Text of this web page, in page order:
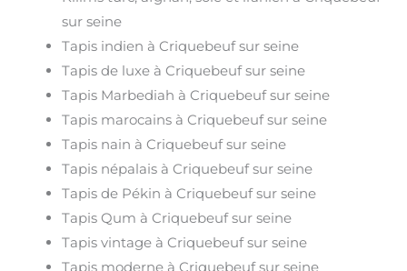
sur seine
Tapis indien à Criquebeuf sur seine
Tapis de luxe à Criquebeuf sur seine
Tapis Marbediah à Criquebeuf sur seine
Tapis marocains à Criquebeuf sur seine
Tapis nain à Criquebeuf sur seine
Tapis népalais à Criquebeuf sur seine
Tapis de Pékin à Criquebeuf sur seine
Tapis Qum à Criquebeuf sur seine
Tapis vintage à Criquebeuf sur seine
Tapis moderne à Criquebeuf sur seine